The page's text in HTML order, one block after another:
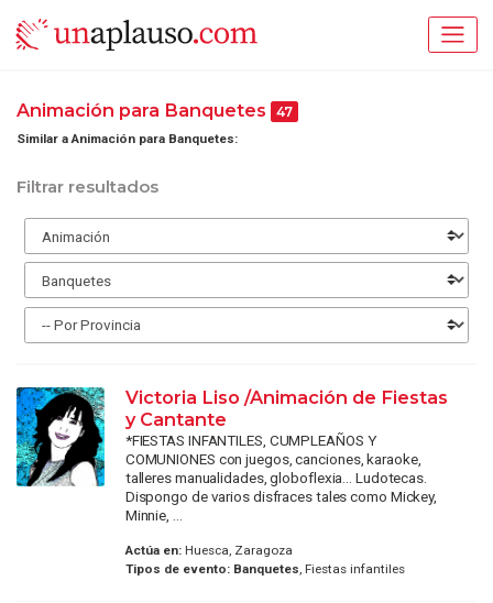
Animación para Banquetes 47
Similar a Animación para Banquetes:
Filtrar resultados
Victoria Liso /Animación de Fiestas
y Cantante
*FIESTAS INFANTILES, CUMPLEAÑOS Y
COMUNIONES con juegos, canciones, karaoke,
talleres manualidades, globoflexia... Ludotecas.
Dispongo de varios disfraces tales como Mickey,
Minnie, ...
Actúa en:Huesca, Zaragoza
Tipos de evento: Banquetes, Fiestas infantiles